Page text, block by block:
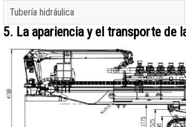
Tubería hidráulica
5. La apariencia y el transporte de